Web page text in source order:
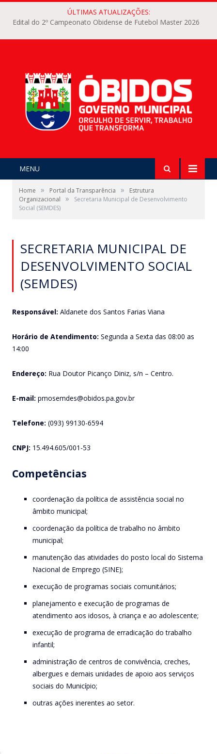
ÚLTIMAS ATUALIZAÇÕES:
Edital do 2º Campeonato Obidense de Futebol Master 2026
MENU
Home » Portal da Transparência »
Estrutura
Organizacional
»
Secretaria Municipal de Desenvolvimento
Social (SEMDES)
SECRETARIA MUNICIPAL DE
DESENVOLVIMENTO SOCIAL
(SEMDES)
Responsável: Aldanete dos Santos Farias Viana
Horário de Atendimento: Segunda a Sexta das 08:00 as
14:00
Endereço: Rua Doutor Picanço Diniz, s/n – Centro.
E-mail: pmosemdes@obidos.pa.gov.br
Telefone: (093) 99130-6594
CNPJ: 15.494.605/001-53
Competências
coordenação da política de assistência social no
âmbito municipal;
coordenação da política de trabalho no âmbito
municipal;
manutenção das atividades do posto local do Sistema
Nacional de Emprego (SINE);
execução de programas sociais comunitários;
planejamento e execução de programas de
atendimento aos idosos, à criança e ao adolescente;
execução de programa de erradicação do trabalho
infantil;
administração de centros de convivência, creches,
albergues e demais unidades de apoio aos serviços
sociais do Município;
outras ações inerentes ao setor.